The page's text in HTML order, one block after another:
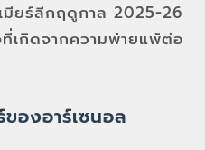
มียร์ลีกฤดูกาล 2025-26
เกิดจากความพ่ายแพ้ต่อ
องอาร์เซนอล